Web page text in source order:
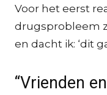
Voor het eerst
drugsprobleem
en dacht ik: ‘dit
“Vrienden